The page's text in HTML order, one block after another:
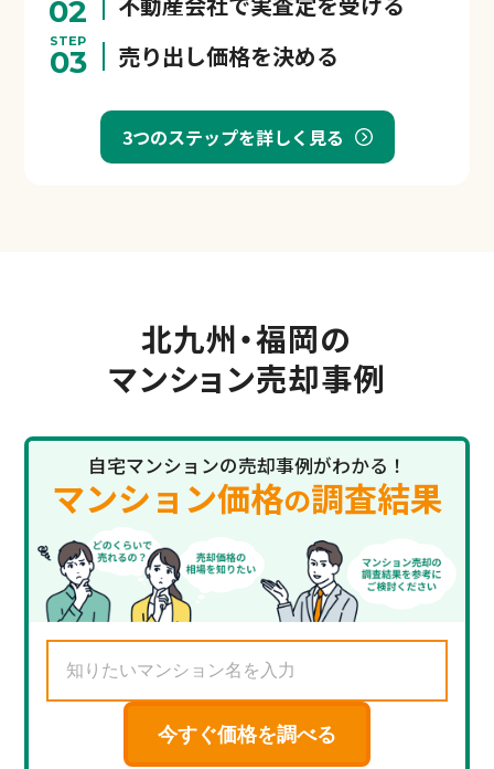
02
STEP
03 売り出し価格を決める
3つのステップを詳しく見る
北九州・福岡の
マンション売却事例
自宅マンションの売却事例がわかる！
マンション価格の調査結果
今すぐ価格を調べる